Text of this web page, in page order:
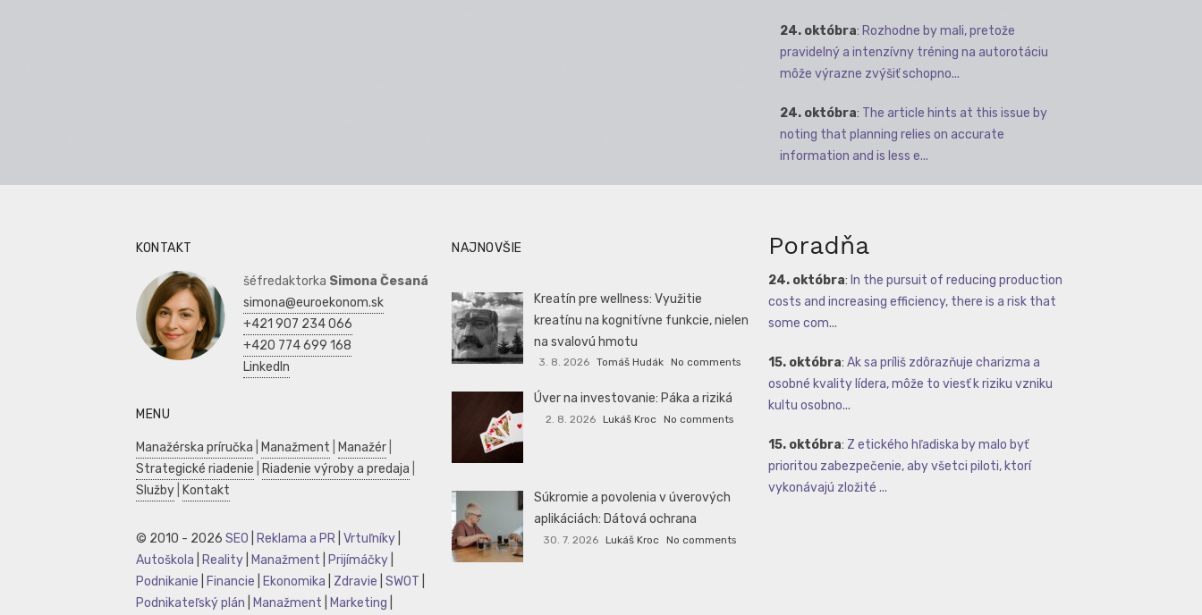
24. októbra: Rozhodne by mali, pretože
pravidelný a intenzívny tréning na autorotáciu
môže výrazne zvýšiť schopno...
24. októbra: The article hints at this issue by
noting that planning relies on accurate
information and is less e...
KONTAKT
šéfredaktorka Simona Česaná
simona@euroekonom.sk
+421 907 234 066
+420 774 699 168
LinkedIn
MENU
Manažérska príručka Manažment Manažér
Strategické riadenie
Riadenie výroby a predaja
Služby
Kontakt
© 2010 - 2026 SEO Reklama a PR Vrtuľníky
Autoškola
Reality Manažment Prijímáčky
Podnikanie
Financie Ekonomika Zdravie SWOT
Podnikateľský plán
Manažment Marketing
NAJNOVŠIE
Kreatín pre wellness: Využitie
kreatínu na kognitívne funkcie, nielen
na svalovú hmotu
3. 8. 2026 Tomáš Hudák No comments
Úver na investovanie: Páka a riziká
2. 8. 2026 Lukáš Kroc No comments
Súkromie a povolenia v úverových
aplikáciách: Dátová ochrana
30. 7. 2026 Lukáš Kroc No comments
Poradňa
24. októbra: In the pursuit of reducing production
costs and increasing efficiency, there is a risk that
some com...
15. októbra: Ak sa príliš zdôrazňuje charizma a
osobné kvality lídera, môže to viesť k riziku vzniku
kultu osobno...
15. októbra: Z etického hľadiska by malo byť
prioritou zabezpečenie, aby všetci piloti, ktorí
vykonávajú zložité ...